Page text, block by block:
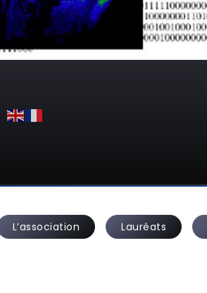
L’association Lauréats